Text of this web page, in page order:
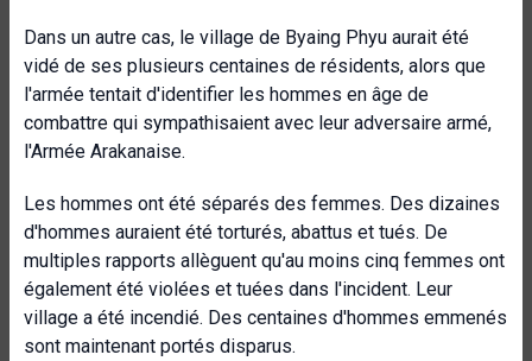
Dans un autre cas, le village de Byaing Phyu aurait été
vidé de ses plusieurs centaines de résidents, alors que
l'armée tentait d'identifier les hommes en âge de
combattre qui sympathisaient avec leur adversaire armé,
l'Armée Arakanaise.
Les hommes ont été séparés des femmes. Des dizaines
d'hommes auraient été torturés, abattus et tués. De
multiples rapports allèguent qu'au moins cinq femmes ont
également été violées et tuées dans l'incident. Leur
village a été incendié. Des centaines d'hommes emmenés
sont maintenant portés disparus.